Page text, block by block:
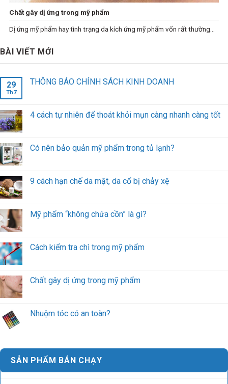
Chất gây dị ứng trong mỹ phẩm
Dị ứng mỹ phẩm hay tình trạng da kích ứng mỹ phẩm vốn rất thường...
BÀI VIẾT MỚI
29
Th7
THÔNG BÁO CHÍNH SÁCH KINH DOANH
4 cách tự nhiên để thoát khỏi mụn càng nhanh càng tốt
Có nên bảo quản mỹ phẩm trong tủ lạnh?
9 cách hạn chế da mặt, da cổ bị chảy xệ
Mỹ phẩm “không chứa cồn” là gì?
Cách kiểm tra chì trong mỹ phẩm
Chất gây dị ứng trong mỹ phẩm
Nhuộm tóc có an toàn?
SẢN PHẨM BÁN CHẠY